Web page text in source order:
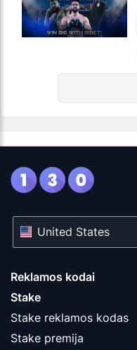
Reklamos kodai
Stake
Stake reklamos kodas
Stake premija
United States